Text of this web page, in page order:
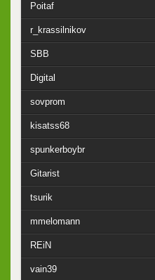
Poitaf
r_krassilnikov
SBB
Digital
sovprom
kisatss68
spunkerboybr
Gitarist
tsurik
mmelomann
REiN
vain39